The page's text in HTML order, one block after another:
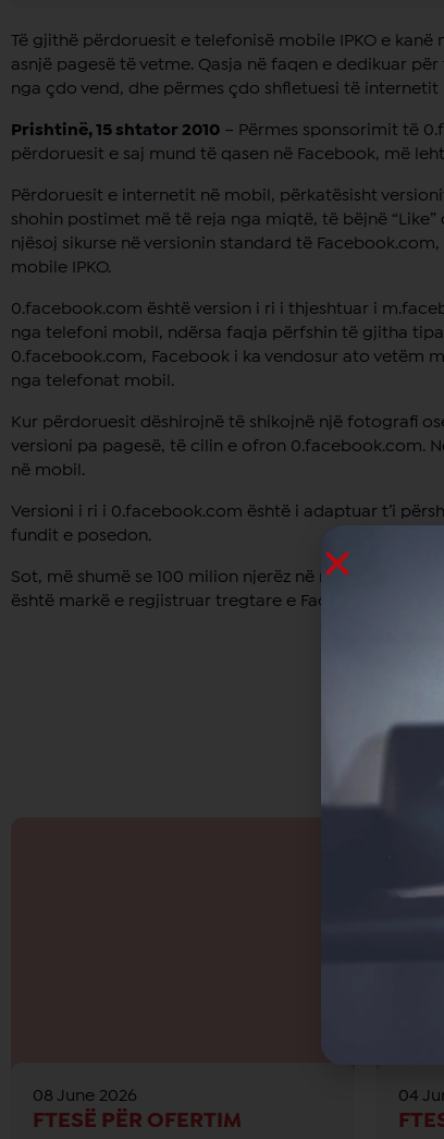
Të gjithë përdoruesit e telefonisë mobile IPKO e
asnjë pagesë të vetme. Qasja në faqen e dedikuar
nga çdo vend, dhe përmes çdo shfletuesi të internetit
Prishtinë, 15 shtator 2010 – Përmes sponsorimit të
përdoruesit e saj mund të qasen në Facebook, më
Përdoruesit e internetit në mobil, përkatësisht
shohin postimet më të reja nga miqtë, të bëjnë
njësoj sikurse në versionin standard të
mobile IPKO.
0.facebook.com është version i ri i thjeshtuar i
nga telefoni mobil, ndërsa faqja përfshin të gjitha
0.facebook.com, Facebook i ka vendosur ato vetëm
nga telefonat mobil.
Kur përdoruesit dëshirojnë të shikojnë një fotografi
versioni pa pagesë, të cilin e ofron 0.facebook.com.
në mobil.
Versioni i ri i 0.facebook.com është i adaptuar t’i
fundit e posedon.
Sot, më shumë se 100 milion njerëz në mënyrë
është markë e regjistruar tregtare e Facebook Inc.
08 June 2026
FTESË PËR OFERTIM
04